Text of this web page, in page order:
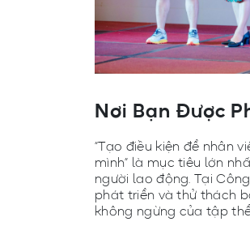
Nơi Bạn Được
“Tạo điều kiện để nhân
mình” là mục tiêu lớn
người lao động. Tại
phát triển và thử thách
không ngừng của tập